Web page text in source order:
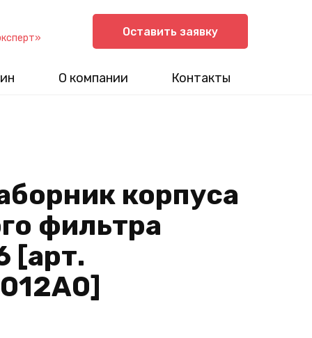
О компании Контакты
Оставить заявку
корпуса
фильтра
[арт.